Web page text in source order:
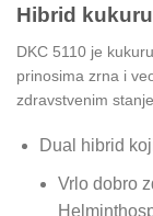
Hibrid
DKC 5110 je
prinosima zrna i
zdravstvenim
Dual hibrid
Vrlo dobro